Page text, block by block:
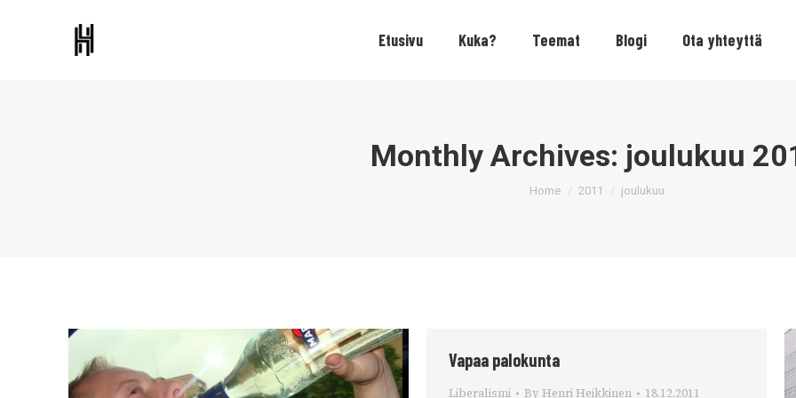
Etusivu Kuka? Teemat Blogi Ota yhteyttä
Monthly Archives: joulukuu
You are here:
Home 2011 joulukuu
Vapaa palokunta
Liberalismi By Henri Heikkinen 18.12.2011